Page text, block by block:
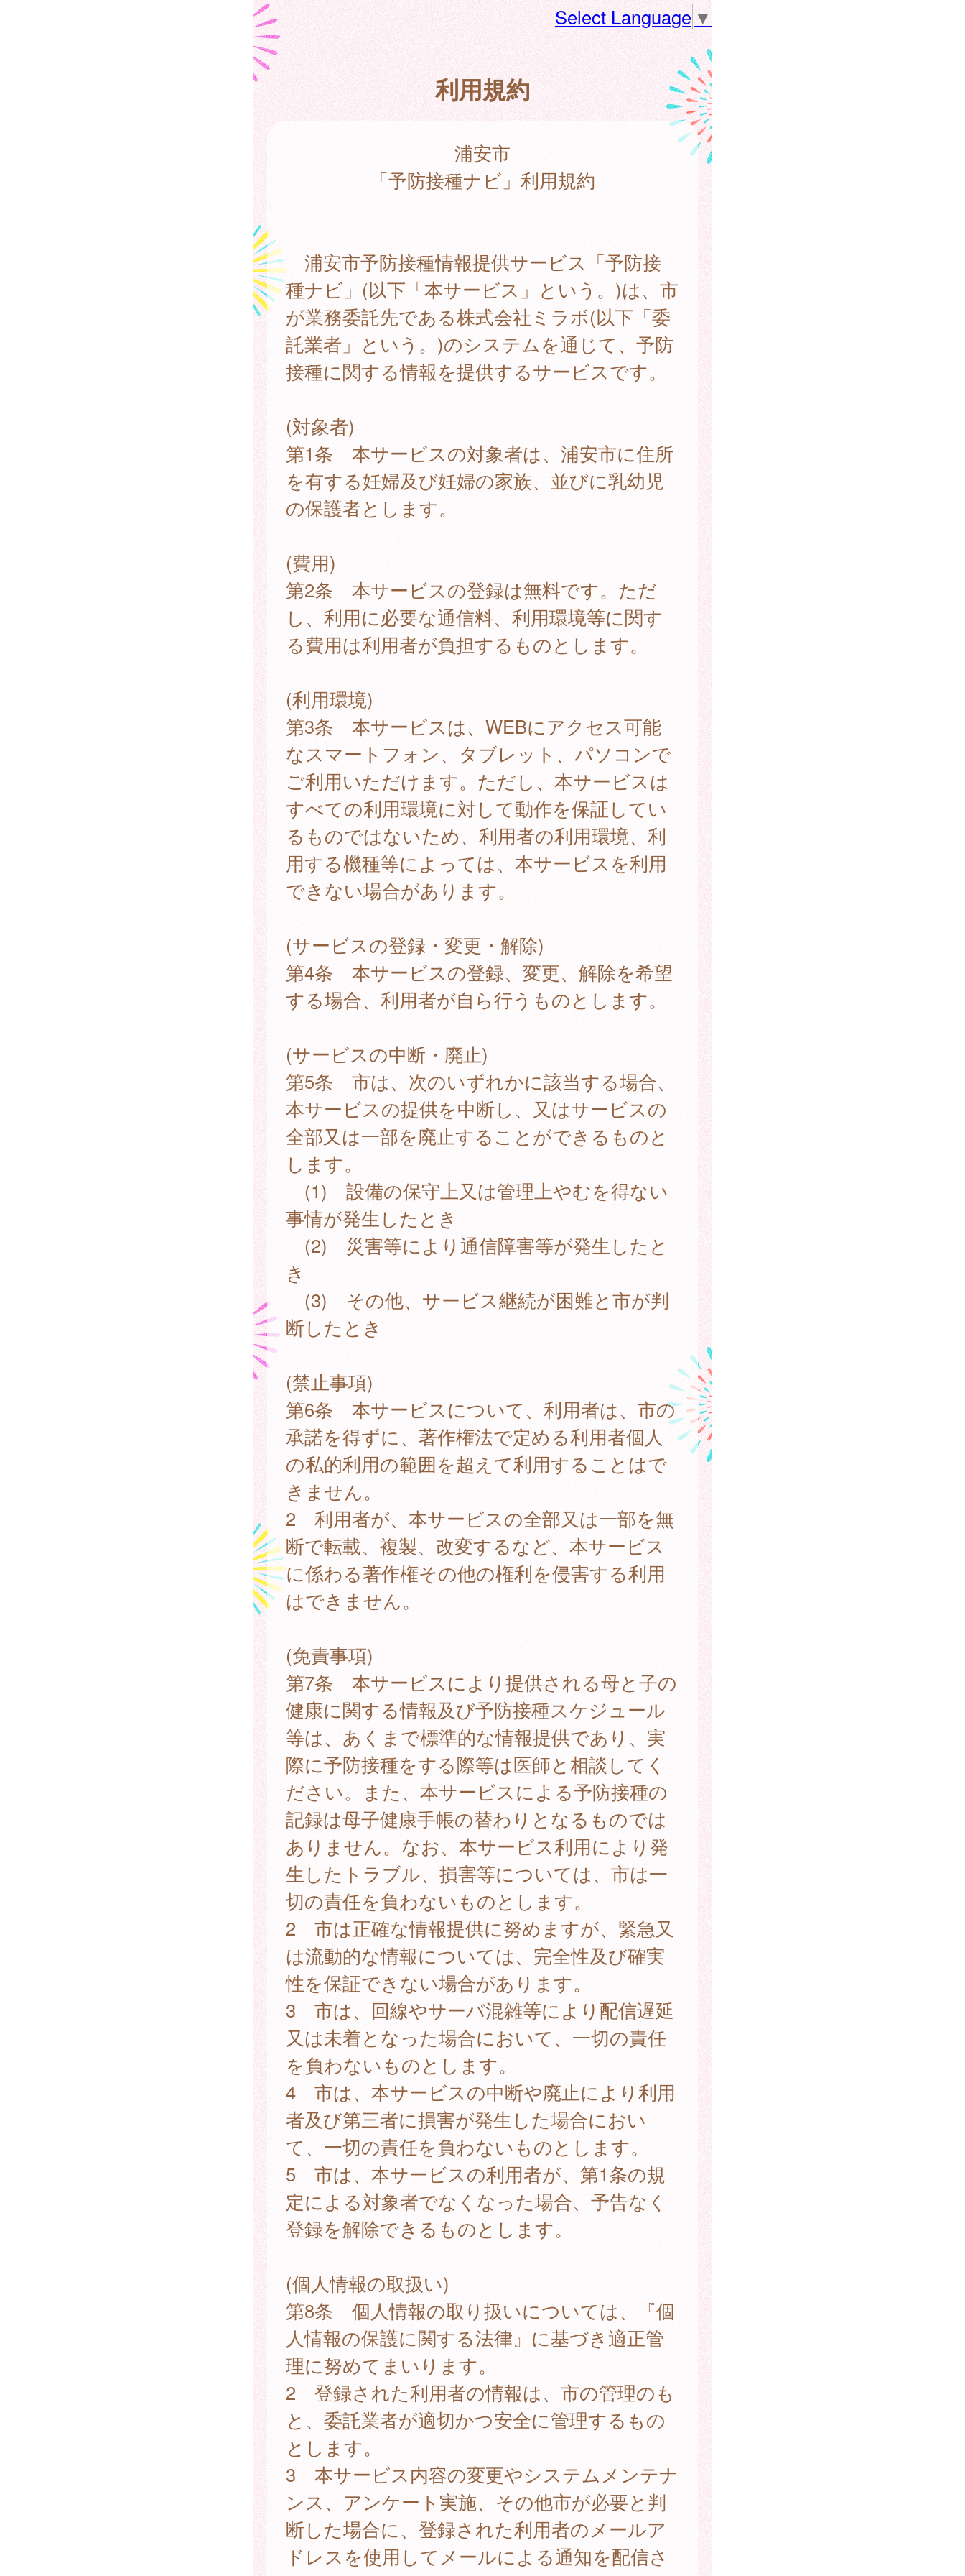
Select Language▼
利用規約
浦安市
「予防接種ナビ」利用規約
浦安市予防接種情報提供サービス「予防接
種ナビ」(以下「本サービス」という。)は、市
が業務委託先である株式会社ミラボ(以下「委
託業者」という。)のシステムを通じて、予防
接種に関する情報を提供するサービスです。
(対象者)
第1条 本サービスの対象者は、浦安市に住所
を有する妊婦及び妊婦の家族、並びに乳幼児
の保護者とします。
(費用)
第2条 本サービスの登録は無料です。ただ
し、利用に必要な通信料、利用環境等に関す
る費用は利用者が負担するものとします。
(利用環境)
第3条 本サービスは、WEBにアクセス可能
なスマートフォン、タブレット、パソコンで
ご利用いただけます。ただし、本サービスは
すべての利用環境に対して動作を保証してい
るものではないため、利用者の利用環境、利
用する機種等によっては、本サービスを利用
できない場合があります。
(サービスの登録・変更・解除)
第4条 本サービスの登録、変更、解除を希望
する場合、利用者が自ら行うものとします。
(サービスの中断・廃止)
第5条 市は、次のいずれかに該当する場合、
本サービスの提供を中断し、又はサービスの
全部又は一部を廃止することができるものと
します。
(1) 設備の保守上又は管理上やむを得ない
事情が発生したとき
(2) 災害等により通信障害等が発生したと
き
(3) その他、サービス継続が困難と市が判
断したとき
(禁止事項)
第6条 本サービスについて、利用者は、市の
承諾を得ずに、著作権法で定める利用者個人
の私的利用の範囲を超えて利用することはで
きません。
2 利用者が、本サービスの全部又は一部を無
断で転載、複製、改変するなど、本サービス
に係わる著作権その他の権利を侵害する利用
はできません。
(免責事項)
第7条 本サービスにより提供される母と子の
健康に関する情報及び予防接種スケジュール
等は、あくまで標準的な情報提供であり、実
際に予防接種をする際等は医師と相談してく
ださい。また、本サービスによる予防接種の
記録は母子健康手帳の替わりとなるものでは
ありません。なお、本サービス利用により発
生したトラブル、損害等については、市は一
切の責任を負わないものとします。
2 市は正確な情報提供に努めますが、緊急又
は流動的な情報については、完全性及び確実
性を保証できない場合があります。
3 市は、回線やサーバ混雑等により配信遅延
又は未着となった場合において、一切の責任
を負わないものとします。
4 市は、本サービスの中断や廃止により利用
者及び第三者に損害が発生した場合におい
て、一切の責任を負わないものとします。
5 市は、本サービスの利用者が、第1条の規
定による対象者でなくなった場合、予告なく
登録を解除できるものとします。
(個人情報の取扱い)
第8条 個人情報の取り扱いについては、『個
人情報の保護に関する法律』に基づき適正管
理に努めてまいります。
2 登録された利用者の情報は、市の管理のも
と、委託業者が適切かつ安全に管理するもの
とします。
3 本サービス内容の変更やシステムメンテナ
ンス、アンケート実施、その他市が必要と判
断した場合に、登録された利用者のメールア
ドレスを使用してメールによる通知を配信さ